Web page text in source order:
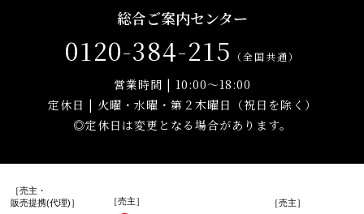
総合ご案内センター
0120-384-215 （全国共通）
営業時間 | 10:00～18:00
定休日 | 火曜・水曜・第２木曜日（祝日を除く）
◎定休日は変更となる場合があります。
［売主・
販売提携(代理)］
［売主］ ［売主］